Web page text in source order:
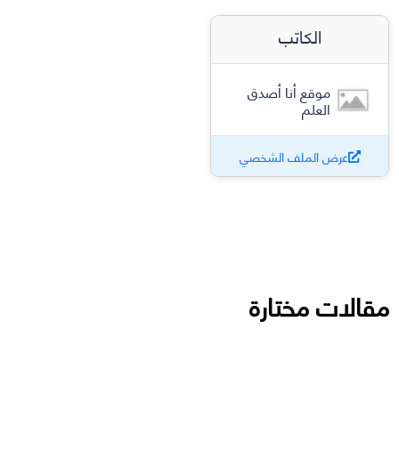
الكاتب
موقع أنا أصدق
العلم
عرض الملف الشخصي
مقالات مختارة